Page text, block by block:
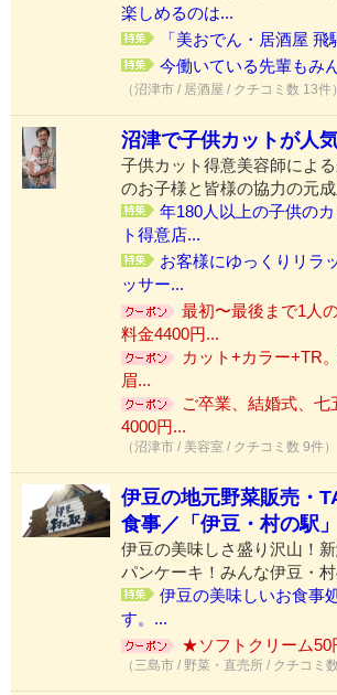
楽しめるのは...
「美おでん・居酒屋
今働いている先輩もみ
（沼津市 / 居酒屋 / クチコミ数 13件）
沼津で子供カットが人
子供カット得意美容師によ
のお子様と皆様の協力の元
年180人以上の子供の
ト得意店...
お客様にゆっくりリラ
ッサー...
最初〜最後まで1人
料金4400円...
カット+カラー+TR
眉...
ご卒業、結婚式、
4000円...
（沼津市 / 美容室 / クチコミ数 9件）
伊豆の地元野菜販売・
食事／「伊豆・村の駅」
伊豆の美味しさ盛り沢山！
パンケーキ！みんな伊豆・村
伊豆の美味しいお食事
す。...
★ソフトクリーム50
（三島市 / 野菜・直売所 / クチコミ